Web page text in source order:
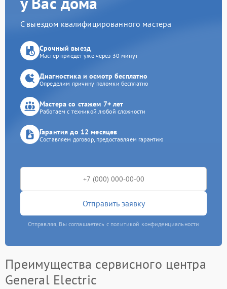
С выездом квалифицированного мастера
Срочный выезд
Мастер приедет уже через 30 минут
Диагностика и осмотр бесплатно
Определим причину поломки бесплатно
Мастера со стажем 7+ лет
Работаем с техникой любой сложности
Гарантия до 12 месяцев
Составляем договор, предоставляем гарантию
Отправить заявку
Отправляя, Вы соглашаетесь с политикой конфиденциальности
Преимущества сервисного центра
General Electric